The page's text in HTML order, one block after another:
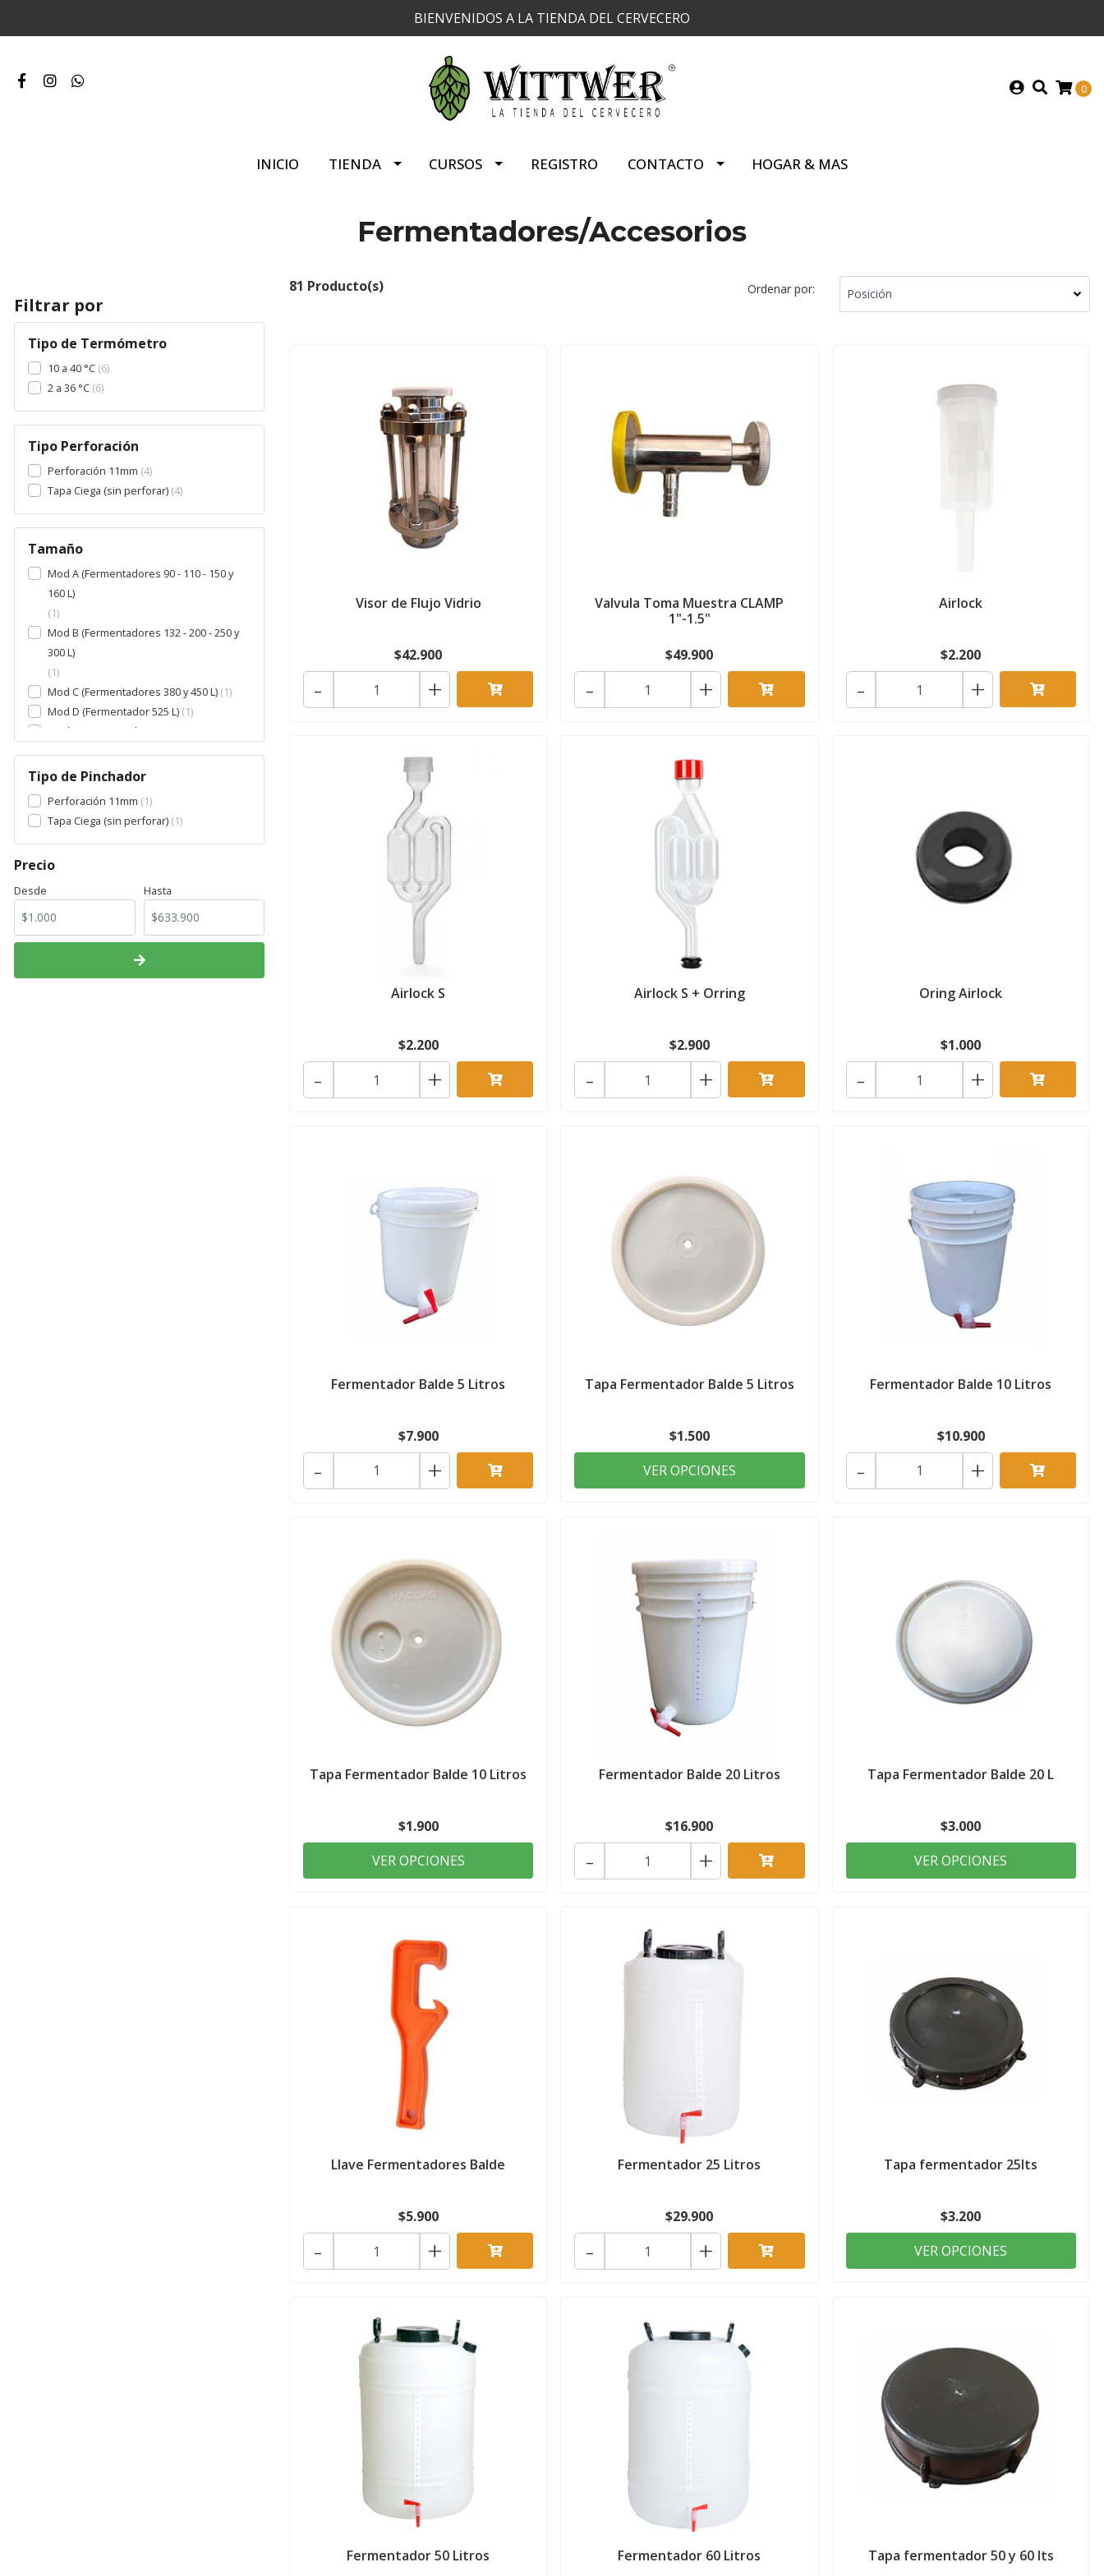
BIENVENIDOS A LA TIENDA DEL CERVECERO
0
INICIO TIENDA CURSOS REGISTRO CONTACTO HOGAR & MAS
Fermentadores/Accesorios
Filtrar por
Tipo de Termómetro
10 a 40 °C 6
2 a 36 °C 6
Tipo Perforación
Perforación 11mm 4
Tapa Ciega (sin perforar) 4
Tamaño
Mod A (Fermentadores 90 - 110 - 150 y
160 L)
1
Mod B (Fermentadores 132 - 200 - 250 y
300 L)
1
Mod C (Fermentadores 380 y 450 L) 1
Mod D (Fermentador 525 L) 1
Mod E (Fermentador 580 L)
Tipo de Pinchador
Perforación 11mm 1
Tapa Ciega (sin perforar) 1
Precio
Desde Hasta
81 Producto(s) Ordenar por:
Visor de Flujo Vidrio
$42.900
- +
Valvula Toma Muestra CLAMP
1"-1.5"
$49.900
- +
Airlock
$2.200
- +
Airlock S
$2.200
- +
Airlock S + Orring
$2.900
- +
Oring Airlock
$1.000
- +
Fermentador Balde 5 Litros
$7.900
- +
Tapa Fermentador Balde 5 Litros
$1.500
VER OPCIONES
Fermentador Balde 10 Litros
$10.900
- +
Tapa Fermentador Balde 10 Litros
$1.900
VER OPCIONES
Fermentador Balde 20 Litros
$16.900
- +
Tapa Fermentador Balde 20 L
$3.000
VER OPCIONES
Llave Fermentadores Balde
$5.900
- +
Fermentador 25 Litros
$29.900
- +
Tapa fermentador 25lts
$3.200
VER OPCIONES
Fermentador 50 Litros Fermentador 60 Litros Tapa fermentador 50 y 60 lts